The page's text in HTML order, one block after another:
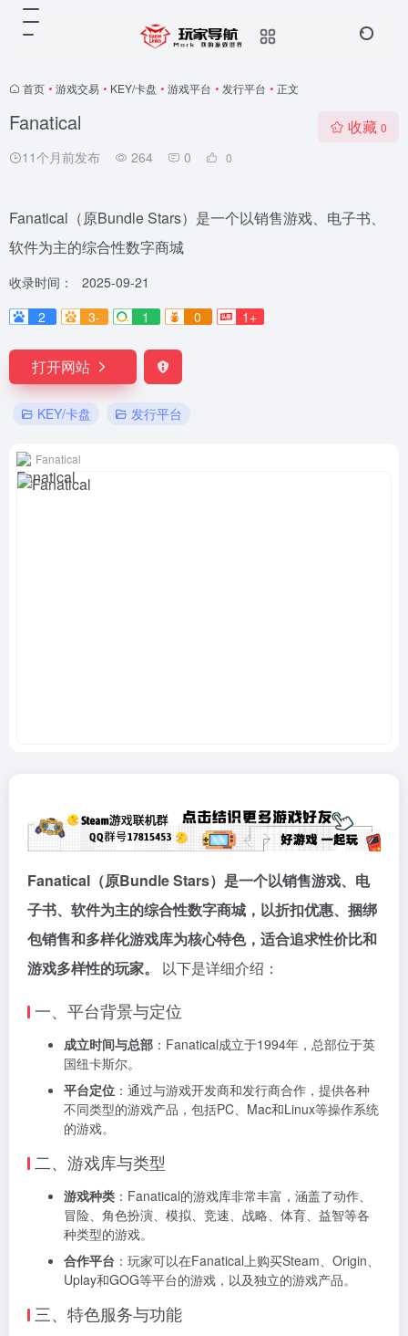
首页 • 游戏交易 • KEY/卡盘 • 游戏平台 • 发行平台 • 正文
Fanatical
11个月前发布 264 0 0
收藏 0
Fanatical（原Bundle Stars）是一个以销售游戏、电子书、
软件为主的综合性数字商城
收录时间：
2025-09-21
2
3- 1 0 1+
打开网站
KEY/卡盘 发行平台
Fanatical
Fanatical（原Bundle Stars）是一个以销售游戏、电
子书、软件为主的综合性数字商城，以折扣优惠、捆绑
包销售和多样化游戏库为核心特色，适合追求性价比和
游戏多样性的玩家。
以下是详细介绍：
一、平台背景与定位
成立时间与总部 ：Fanatical成立于1994年，总部位于英
国纽卡斯尔。
平台定位 ：通过与游戏开发商和发行商合作，提供各种
不同类型的游戏产品，包括PC、Mac和Linux等操作系统
的游戏。
二、游戏库与类型
游戏种类 ：Fanatical的游戏库非常丰富，涵盖了动作、
冒险、角色扮演、模拟、竞速、战略、体育、益智等各
种类型的游戏。
合作平台 ：玩家可以在Fanatical上购买Steam、Origin、
Uplay和GOG等平台的游戏，以及独立的游戏产品。
三、特色服务与功能